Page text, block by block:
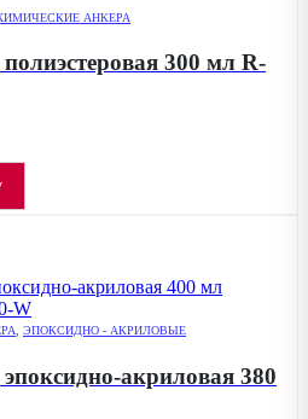
АНКЕРА
300 мл R-
, ЭПОКСИДНО - АКРИЛОВЫЕ
акриловая 380